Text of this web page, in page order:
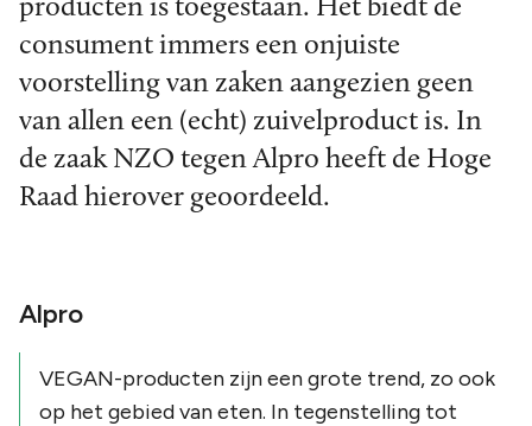
producten is toegestaan. Het biedt de
consument immers een onjuiste
voorstelling van zaken aangezien geen
van allen een (echt) zuivelproduct is. In
de zaak NZO tegen Alpro heeft de Hoge
Raad hierover geoordeeld.
Alpro
VEGAN-producten zijn een grote trend, zo ook
op het gebied van eten. In tegenstelling tot